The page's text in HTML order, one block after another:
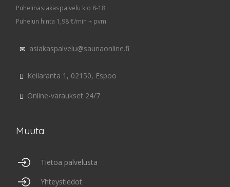
Puhelinasiakaspalvelu klo 8-18
Puhelun hinta 1,98 €/min + pvm.
asiakaspalvelu@saunaonline.fi
Keilaranta 1, 02150, Espoo
Online-varaukset 24/7
Muuta
Tietoa palvelusta
Yhteystiedot